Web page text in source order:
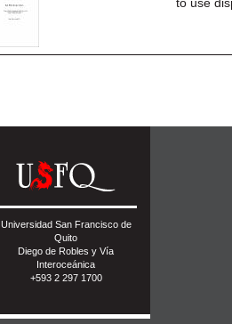
Universidad San Francisco de
Quito
Diego de Robles y Vía
Interoceánica
+593 2 297 1700